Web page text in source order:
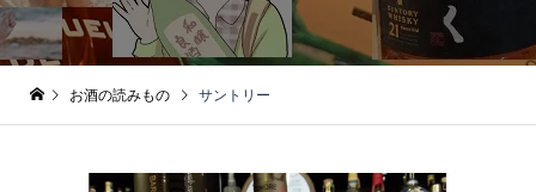
お酒の読みもの サントリー